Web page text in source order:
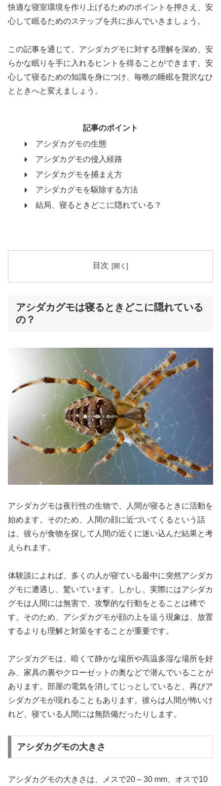
快適な寝室環境を作り上げるためのポイントを押さえ、安
心して眠るためのステップを共に歩んでいきましょう。
この記事を通じて、アシダカグモに対する理解を深め、安
らかな眠りを手に入れるヒントを得ることができます。安
心して寝るための知識を身につけ、毎晩の睡眠を贅沢なひ
とときへと変えましょう。
記事のポイント
アシダカグモの生態
アシダカグモの侵入経路
アシダカグモを捕まえ方
アシダカグモを駆除する方法
結局、寝るときどこに隠れている？
目次
アシダカグモは寝るときどこに隠れている
の？
アシダカグモは夜行性の生物で、人間が寝るときに活動を
始めます。そのため、人間の顔に近づいてくるという話
は、彼らが食物を探して人間の近くに迷い込んだ結果と考
えられます。
体験談によれば、多くの人が寝ている最中に突然アシダカ
グモに遭遇し、驚いています。しかし、実際にはアシダカ
グモは人間には無害で、攻撃的な行動をとることは稀で
す。そのため、アシダカグモが顔の上を這う現象は、放置
するよりも理解と対策をすることが重要です。
アシダカグモは、暗くて静かな場所や高温多湿な場所を好
み、家具の裏やクローゼットの奥などで潜んでいることが
あります。部屋の電気を消してじっとしていると、再びア
シダカグモが現れることもあります。彼らは人間が怖いけ
れど、寝ている人間には無防備だったりします。
アシダカグモの大きさ
アシダカグモの大きさは、メスで20 – 30 mm、オスで10